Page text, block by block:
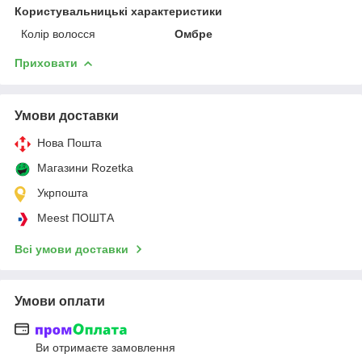
Користувальницькі характеристики
Колір волосся
Омбре
Приховати
Умови доставки
Нова Пошта
Магазини Rozetka
Укрпошта
Meest ПОШТА
Всі умови доставки
Умови оплати
Ви отримаєте замовлення